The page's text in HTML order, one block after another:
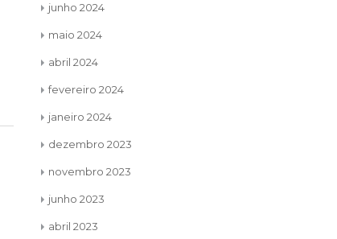
22
encerramos mais um ciclo. O
junho 2024
maio 2024
abril 2024
fevereiro 2024
janeiro 2024
dezembro 2023
novembro 2023
junho 2023
abril 2023